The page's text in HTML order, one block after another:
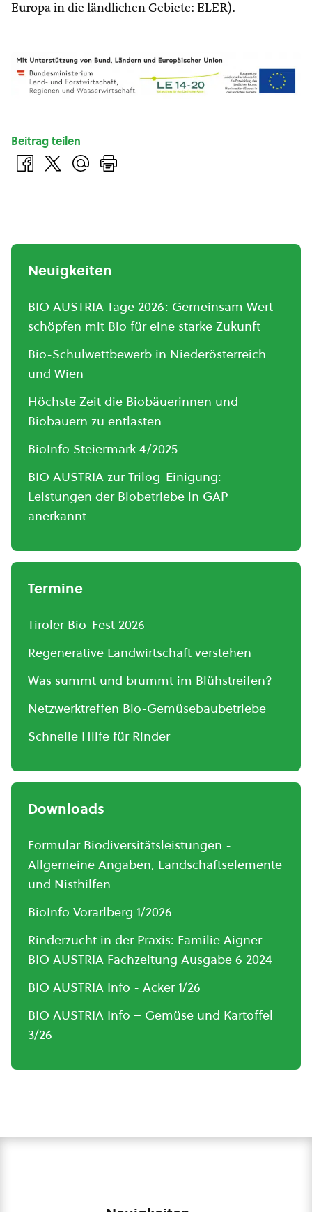
Europa in die ländlichen Gebiete: ELER).
Beitrag teilen
Neuigkeiten
BIO AUSTRIA Tage 2026: Gemeinsam Wert
schöpfen mit Bio für eine starke Zukunft
Bio-Schulwettbewerb in Niederösterreich
und Wien
Höchste Zeit die Biobäuerinnen und
Biobauern zu entlasten
BioInfo Steiermark 4/2025
BIO AUSTRIA zur Trilog-Einigung:
Leistungen der Biobetriebe in GAP
anerkannt
Termine
Tiroler Bio-Fest 2026
Regenerative Landwirtschaft verstehen
Was summt und brummt im Blühstreifen?
Netzwerktreffen Bio-Gemüsebaubetriebe
Schnelle Hilfe für Rinder
Downloads
Formular Biodiversitätsleistungen -
Allgemeine Angaben, Landschaftselemente
und Nisthilfen
BioInfo Vorarlberg 1/2026
Rinderzucht in der Praxis: Familie Aigner
BIO AUSTRIA Fachzeitung Ausgabe 6 2024
BIO AUSTRIA Info - Acker 1/26
BIO AUSTRIA Info – Gemüse und Kartoffel
3/26